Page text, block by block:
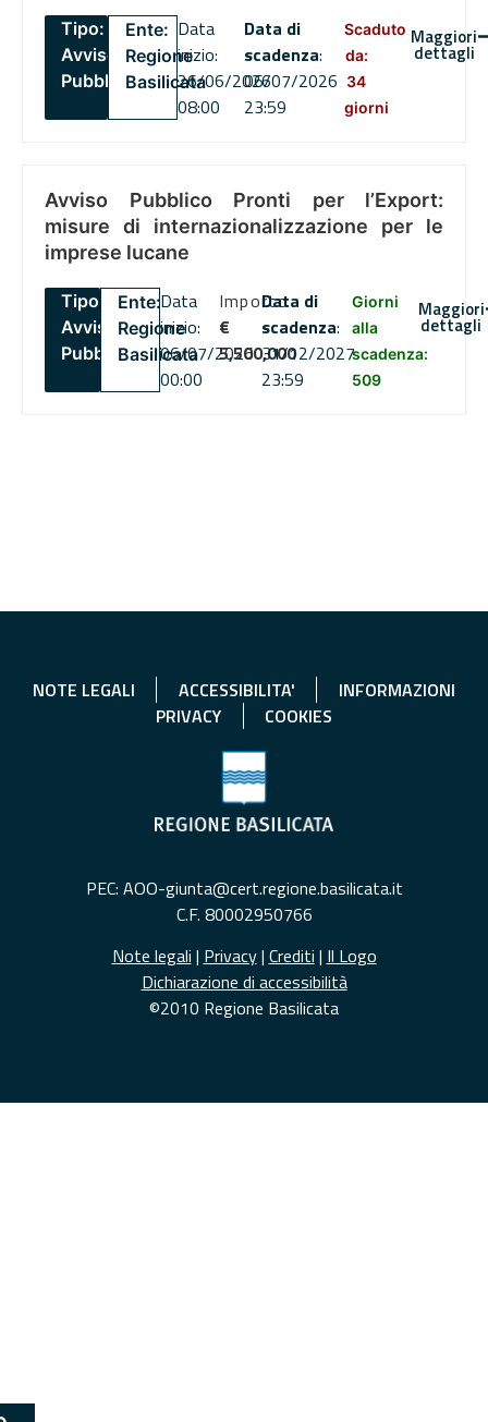
Tipo:
Avviso
Pubblico
Ente:
Regione
Basilicata
Data
inizio:
26/06/2026
08:00
Data di
scadenza:
06/07/2026
23:59
Scaduto
da:
34
giorni
Maggiori
dettagli
Avviso Pubblico Pronti per l’Export:
misure di internazionalizzazione per le
imprese lucane
Tipo:
Avviso
Pubblico
Ente:
Regione
Basilicata
Data
inizio:
06/07/2026
00:00
Importo
€
5,500,000
Data di
scadenza:
31/12/2027
23:59
Giorni
alla
scadenza:
509
Maggiori
dettagli
NOTE LEGALI ACCESSIBILITA'
INFORMAZIONI
PRIVACY
COOKIES
PEC: AOO-giunta@cert.regione.basilicata.it
C.F. 80002950766
Note legali | Privacy| Crediti | Il Logo
Dichiarazione di accessibilità
©2010 Regione Basilicata